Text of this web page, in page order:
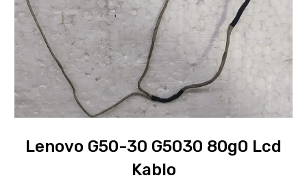
Lenovo G50-30 G5030 80g0 Lcd
Kablo